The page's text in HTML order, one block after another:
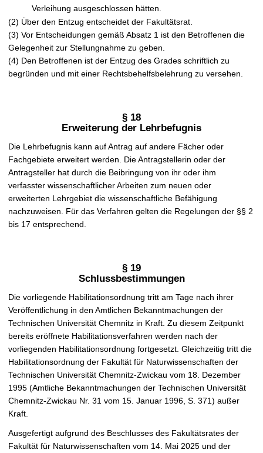
Verleihung ausgeschlossen hätten.
(2) Über den Entzug entscheidet der Fakultätsrat.
(3) Vor Entscheidungen gemäß Absatz 1 ist den Betroffenen die
Gelegenheit zur Stellungnahme zu geben.
(4) Den Betroffenen ist der Entzug des Grades schriftlich zu
begründen und mit einer Rechtsbehelfsbelehrung zu versehen.
§ 18
Erweiterung der Lehrbefugnis
Die Lehrbefugnis kann auf Antrag auf andere Fächer oder
Fachgebiete erweitert werden. Die Antragstellerin oder der
Antragsteller hat durch die Beibringung von ihr oder ihm
verfasster wissenschaftlicher Arbeiten zum neuen oder
erweiterten Lehrgebiet die wissenschaftliche Befähigung
nachzuweisen. Für das Verfahren gelten die Regelungen der §§ 2
bis 17 entsprechend.
§ 19
Schlussbestimmungen
Die vorliegende Habilitationsordnung tritt am Tage nach ihrer
Veröffentlichung in den Amtlichen Bekanntmachungen der
Technischen Universität Chemnitz in Kraft. Zu diesem Zeitpunkt
bereits eröffnete Habilitationsverfahren werden nach der
vorliegenden Habilitationsordnung fortgesetzt. Gleichzeitig tritt die
Habilitationsordnung der Fakultät für Naturwissenschaften der
Technischen Universität Chemnitz-Zwickau vom 18. Dezember
1995 (Amtliche Bekanntmachungen der Technischen Universität
Chemnitz-Zwickau Nr. 31 vom 15. Januar 1996, S. 371) außer
Kraft.
Ausgefertigt aufgrund des Beschlusses des Fakultätsrates der
Fakultät für Naturwissenschaften vom 14. Mai 2025 und der